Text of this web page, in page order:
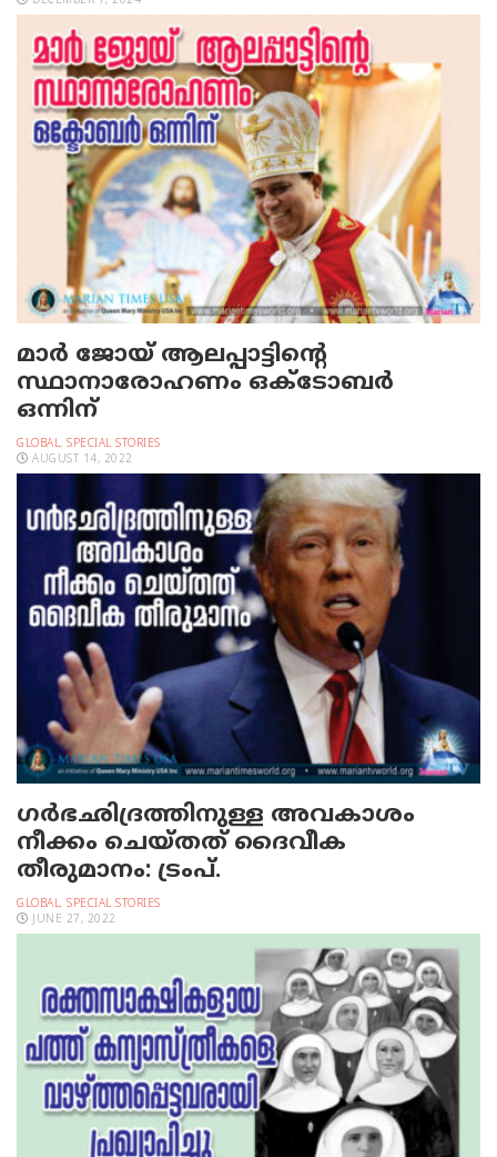
മാർ ജോയ് ആലപ്പാട്ടിന്റെ
സ്ഥാനാരോഹണം ഒക്ടോബർ
ഒന്നിന്
GLOBAL, SPECIAL STORIES
AUGUST 14, 2022
ഗര്‍ഭഛിദ്രത്തിനുള്ള അവകാശം
നീക്കം ചെയ്തത് ദൈവീക
തീരുമാനം: ട്രംപ്.
GLOBAL, SPECIAL STORIES
JUNE 27, 2022